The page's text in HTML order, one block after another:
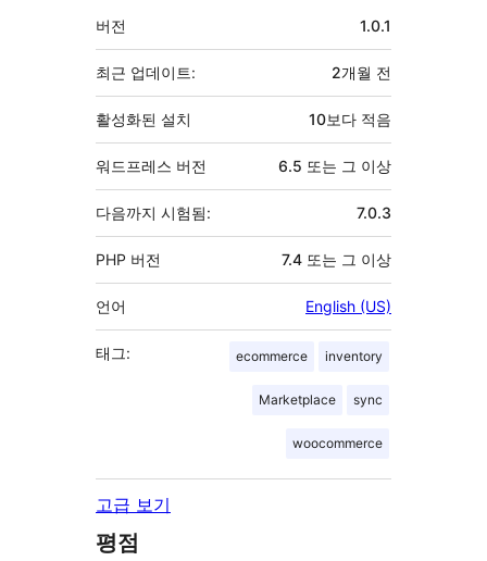
기
초
버전 1.0.1
최근 업데이트: 2개월 전
활성화된 설치 10보다 적음
워드프레스 버전 6.5 또는 그 이상
다음까지 시험됨: 7.0.3
PHP 버전 7.4 또는 그 이상
언어 English (US)
태그: ecommerce inventory
Marketplace sync
woocommerce
고급 보기
평점